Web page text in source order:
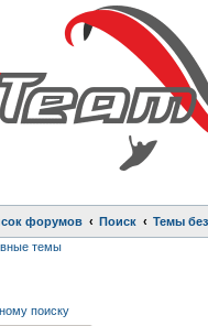
форумов Поиск
Темы
темы
поиску